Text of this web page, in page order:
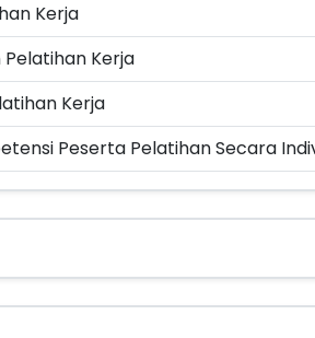
Kerja
Kerja
Kerja
Peserta Pelatihan Secara